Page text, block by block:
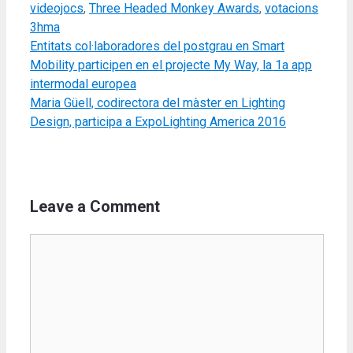
videojocs, Three Headed Monkey Awards, votacions
3hma
Entitats col·laboradores del postgrau en Smart
Mobility participen en el projecte My Way, la 1a app
intermodal europea
Maria Güell, codirectora del màster en Lighting
Design, participa a ExpoLighting America 2016
Leave a Comment